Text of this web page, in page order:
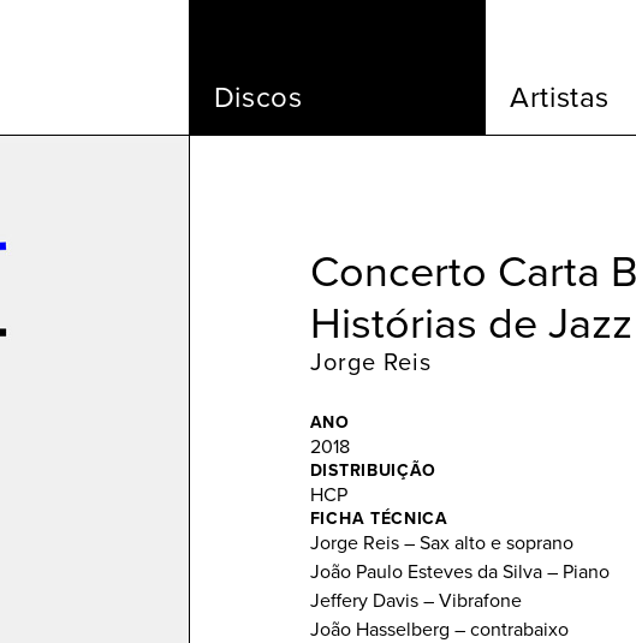
Discos Artistas
Concerto Carta
Histórias de
Jorge Reis
ANO
2018
DISTRIBUIÇÃO
HCP
FICHA TÉCNICA
Jorge Reis – Sax alto e soprano
João Paulo Esteves da Silva – Piano
Jeffery Davis – Vibrafone
João Hasselberg – contrabaixo